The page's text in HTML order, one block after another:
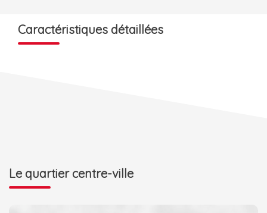
Caractéristiques détaillées
Le quartier centre-ville